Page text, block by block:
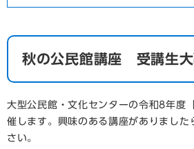
秋の公民館講座 受講生大
大型公民館・文化センターの令和8年度
催します。興味のある講座がありました
さい。